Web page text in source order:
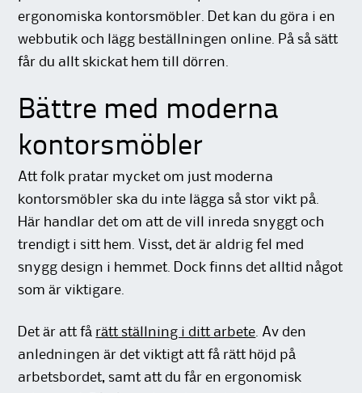
ergonomiska kontorsmöbler. Det kan du göra i en
webbutik och lägg beställningen online. På så sätt
får du allt skickat hem till dörren.
Bättre med moderna
kontorsmöbler
Att folk pratar mycket om just moderna
kontorsmöbler ska du inte lägga så stor vikt på.
Här handlar det om att de vill inreda snyggt och
trendigt i sitt hem. Visst, det är aldrig fel med
snygg design i hemmet. Dock finns det alltid något
som är viktigare.
Det är att få rätt ställning i ditt arbete. Av den
anledningen är det viktigt att få rätt höjd på
arbetsbordet, samt att du får en ergonomisk